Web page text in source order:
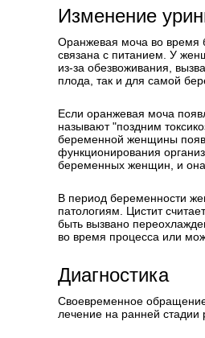
Изменение
Оранжевая моча во время
связана с питанием. У
из-за обезвоживания,
плода, так и для самой
Если оранжевая моча
называют "поздним
беременной женщины
функционирования
беременных женщин, и она
В период беременности
патологиям. Цистит
быть вызвано
во время процесса или
Диагностика
Своевременное обращение
лечение на ранней стадии